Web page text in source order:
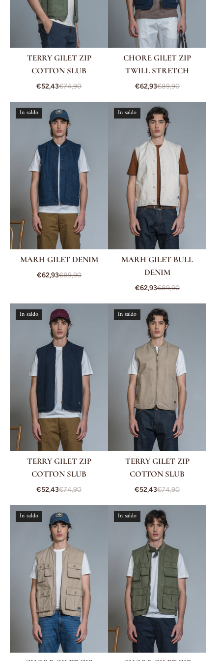
TERRY GILET ZIP
COTTON SLUB
€52,43€74,90
CHORE GILET ZIP
TWILL STRETCH
€62,93€89,90
In saldo
MARH GILET DENIM
€62,93€89,90
In saldo
MARH GILET BULL
DENIM
€62,93€89,90
In saldo
TERRY GILET ZIP
COTTON SLUB
€52,43€74,90
In saldo
TERRY GILET ZIP
COTTON SLUB
€52,43€74,90
In saldo In saldo